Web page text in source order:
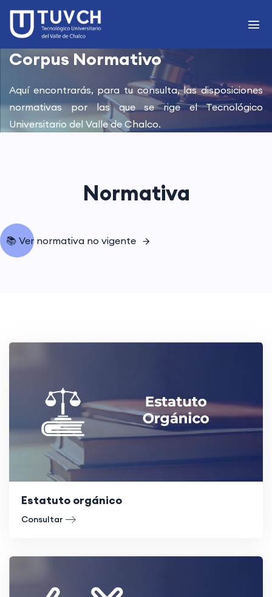
Corpus Normativo
Aquí encontrarás, para tu consulta, las disposiciones
normativas por las que se rige el Tecnológico
Universitario del Valle de Chalco.
Normativa
📚 Ver normativa no vigente
Estatuto orgánico
Consultar